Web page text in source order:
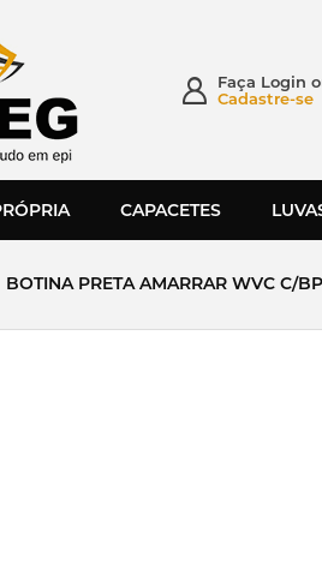
Faça Login
Cadastre-se
CAPACETES
BOTINA PRETA AMARRAR WVC C/